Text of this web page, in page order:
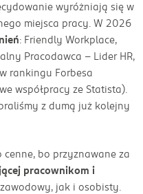
wyróżniają się w
miejsca pracy. W 2026
: Friendly Workplace,
Pracodawca – Lider HR,
rankingu Forbesa
współpracy ze Statista).
z dumą już kolejny
bo przyznawane za
pracownikom i
jak i osobisty.